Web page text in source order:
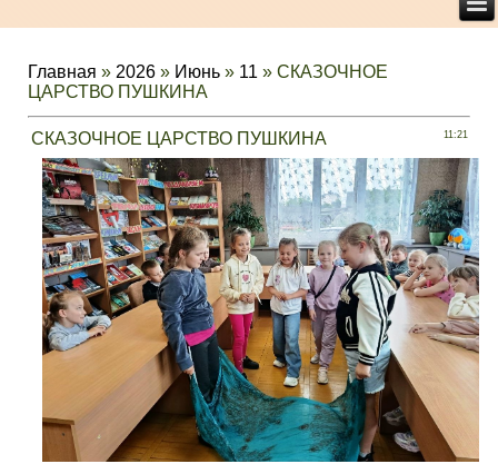
Главная » 2026 » Июнь » 11 » СКАЗОЧНОЕ
ЦАРСТВО ПУШКИНА
11:21
СКАЗОЧНОЕ ЦАРСТВО ПУШКИНА